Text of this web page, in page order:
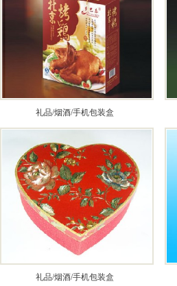
礼品/烟酒/手机包装盒
礼品/烟酒/手机包装盒